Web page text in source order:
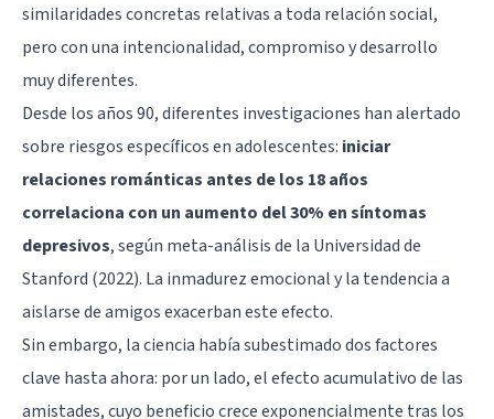
similaridades concretas relativas a toda relación social,
pero con una intencionalidad, compromiso y desarrollo
muy diferentes.
Desde los años 90, diferentes investigaciones han alertado
sobre riesgos específicos en adolescentes: iniciar
relaciones románticas antes de los 18 años
correlaciona con un aumento del 30% en síntomas
depresivos, según meta-análisis de la Universidad de
Stanford (2022). La inmadurez emocional y la tendencia a
aislarse de amigos exacerban este efecto.
Sin embargo, la ciencia había subestimado dos factores
clave hasta ahora: por un lado, el efecto acumulativo de las
amistades, cuyo beneficio crece exponencialmente tras los